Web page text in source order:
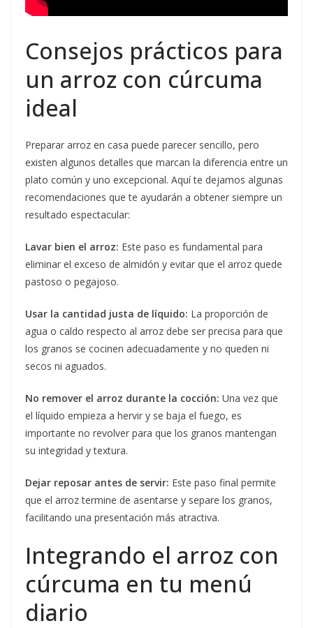
Consejos prácticos para
un arroz con cúrcuma
ideal
Preparar arroz en casa puede parecer sencillo, pero
existen algunos detalles que marcan la diferencia entre un
plato común y uno excepcional. Aquí te dejamos algunas
recomendaciones que te ayudarán a obtener siempre un
resultado espectacular:
Lavar bien el arroz: Este paso es fundamental para
eliminar el exceso de almidón y evitar que el arroz quede
pastoso o pegajoso.
Usar la cantidad justa de líquido: La proporción de
agua o caldo respecto al arroz debe ser precisa para que
los granos se cocinen adecuadamente y no queden ni
secos ni aguados.
No remover el arroz durante la cocción: Una vez que
el líquido empieza a hervir y se baja el fuego, es
importante no revolver para que los granos mantengan
su integridad y textura.
Dejar reposar antes de servir: Este paso final permite
que el arroz termine de asentarse y separe los granos,
facilitando una presentación más atractiva.
Integrando el arroz con
cúrcuma en tu menú
diario